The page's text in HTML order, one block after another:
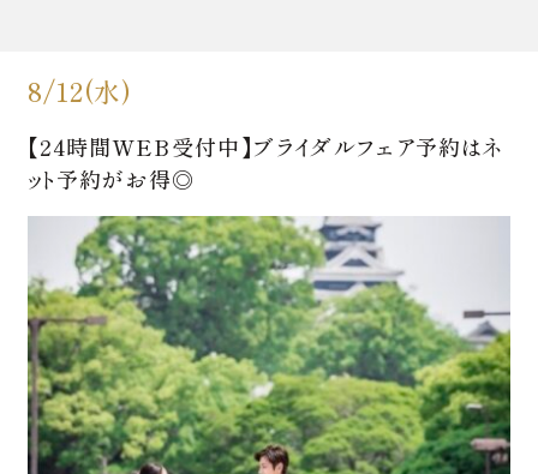
7F リアトゥーナ
6F グラシエント
サポート
料理
衣裳
ギャラリー
ゲストの皆さまへ
少人数結婚式のご案内
ご宴会・会議でのご利用
コマーシャル撮影施設貸しのご案内
来館予約
8/12(水)
【24時間WEB受付中】ブライダルフェア予約はネ
ット予約がお得◎